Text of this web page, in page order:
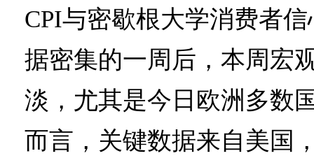
CPI与密歇根大学消费者
据密集的一周后，本周宏
淡，尤其是今日欧洲多数
而言，关键数据来自美国